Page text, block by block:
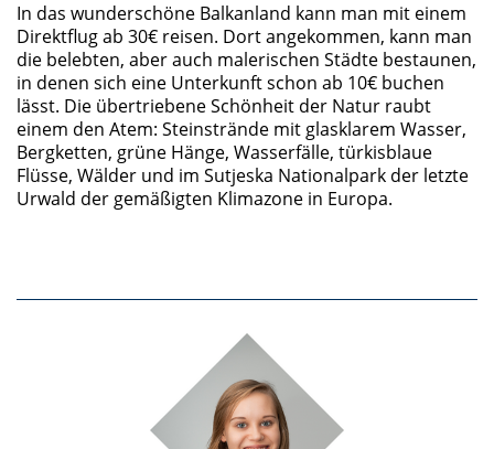
In das wunderschöne Balkanland kann man mit einem
Direktflug ab 30€ reisen. Dort angekommen, kann man
die belebten, aber auch malerischen Städte bestaunen,
in denen sich eine Unterkunft schon ab 10€ buchen
lässt. Die übertriebene Schönheit der Natur raubt
einem den Atem: Steinstrände mit glasklarem Wasser,
Bergketten, grüne Hänge, Wasserfälle, türkisblaue
Flüsse, Wälder und im Sutjeska Nationalpark der letzte
Urwald der gemäßigten Klimazone in Europa.